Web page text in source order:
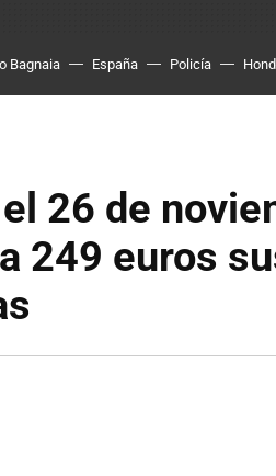
Bagnaia España Policía
26 de
249 euros